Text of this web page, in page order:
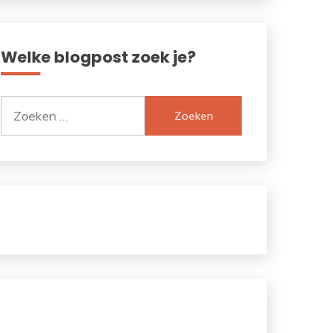
Welke blogpost zoek je?
naar: